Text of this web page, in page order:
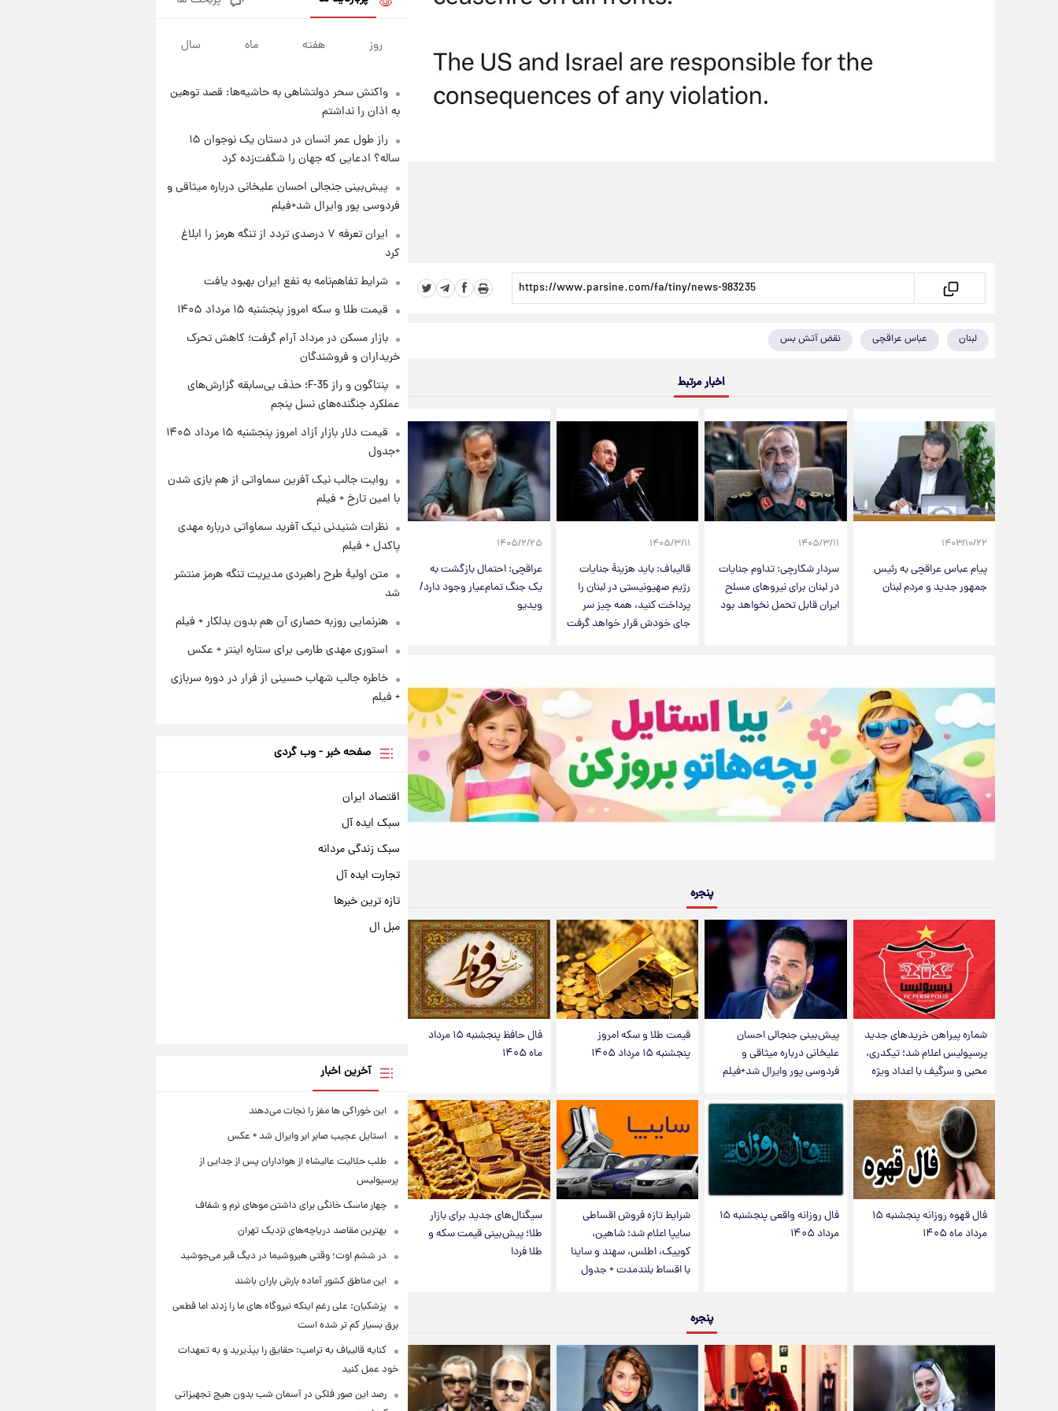
لبنان عباس عراقچی نقض آتش بس
اخبار مرتبط
۱۴۰۳/۱۰/۲۲
پیام عباس عراقچی به رئیس
جمهور جدید و مردم لبنان
۱۴۰۵/۳/۱۱
سردار شکارچی: تداوم جنایات
در لبنان برای نیروهای مسلح
ایران قابل تحمل نخواهد بود
۱۴۰۵/۳/۱۱
قالیباف: باید هزینهٔ جنایات
رژیم صهیونیستی در لبنان را
پرداخت کنید، همه چیز سر
جای خودش قرار خواهد گرفت
۱۴۰۵/۲/۲۵
عراقچی: احتمال بازگشت به
یک جنگ تمام‌عیار وجود دارد/
ویدیو
پنجره
شماره پیراهن خریدهای جدید
پرسپولیس اعلام شد؛ تیکدری،
محبی و سرگیف با اعداد ویژه
پیش‌بینی جنجالی احسان
علیخانی درباره میثاقی و
فردوسی پور وایرال شد+فیلم
قیمت طلا و سکه امروز
پنجشنبه ۱۵ مرداد ۱۴۰۵
فال حافظ پنجشنبه ۱۵ مرداد
ماه ۱۴۰۵
فال قهوه روزانه پنجشنبه ۱۵
مرداد ماه ۱۴۰۵
فال روزانه واقعی پنجشنبه ۱۵
مرداد ۱۴۰۵
شرایط تازه فروش اقساطی
سایپا اعلام شد؛ شاهین،
کوییک، اطلس، سهند و ساینا
با اقساط بلندمدت + جدول
سیگنال‌های جدید برای بازار
طلا؛ پیش‌بینی قیمت سکه و
طلا فردا
پنجره
فال قهوه روزانه پنجشنبه ۱۵ مرداد
ماه ۱۴۰۵
۱ روز پیش
چهارشنبه ۱۴ مرداد + جدول
۱ روز پیش
تولید سایپا؛ نام خودرو، مبلغ پیش
پرداخت و زمان تحویل | سود
مشارکت چند درصد است؟
روز هفته ماه سال
واکنش سحر دولتشاهی به حاشیه‌ها: قصد توهین
به اذان را نداشتم
راز طول عمر انسان در دستان یک نوجوان ۱۵
ساله؟ ادعایی که جهان را شگفت‌زده کرد
پیش‌بینی جنجالی احسان علیخانی درباره میثاقی و
فردوسی پور وایرال شد+فیلم
ایران تعرفه ۷ درصدی تردد از تنگه هرمز را ابلاغ
کرد
شرایط تفاهم‌نامه به نفع ایران بهبود یافت
قیمت طلا و سکه امروز پنجشنبه ۱۵ مرداد ۱۴۰۵
بازار مسکن در مرداد آرام گرفت؛ کاهش تحرک
خریداران و فروشندگان
پنتاگون و راز F-35؛ حذف بی‌سابقه گزارش‌های
عملکرد جنگنده‌های نسل پنجم
قیمت دلار بازار آزاد امروز پنجشنبه ۱۵ مرداد ۱۴۰۵
+جدول
روایت جالب نیک آفرین سماواتی از هم بازی شدن
با امین تارخ + فیلم
نظرات شنیدنی نیک آفرید سماواتی درباره مهدی
پاکدل + فیلم
متن اولیۀ طرح راهبردی مدیریت تنگه هرمز منتشر
شد
هنرنمایی روزبه حصاری آن هم بدون بدلکار + فیلم
استوری مهدی طارمی برای ستاره اینتر + عکس
خاطره جالب شهاب حسینی از فرار در دوره سربازی
+ فیلم
صفحه خبر - وب گردی
اقتصاد ایران
سبک ایده آل
سبک زندگی مردانه
تجارت ایده آل
تازه ترین خبرها
مبل ال
آخرین اخبار
این خوراکی ها مغز را نجات می‌دهند
استایل عجیب صابر ابر وایرال شد + عکس
طلب حلالیت عالیشاه از هواداران پس از جدایی از
پرسپولیس
چهار ماسک خانگی برای داشتن موهای نرم و شفاف
بهترین مقاصد دریاچه‌های نزدیک تهران
در ششم اوت؛ وقتی هیروشیما در دیگ قیر می‌جوشید
این مناطق کشور آماده بارش باران باشند
پزشکیان: علی رغم اینکه نیروگاه های ما را زدند اما قطعی
برق بسیار کم تر شده است
کنایه قالیباف به ترامپ: حقایق را بپذیرید و به تعهدات
خود عمل کنید
رصد این صور فلکی در آسمان شب بدون هیچ تجهیزاتی